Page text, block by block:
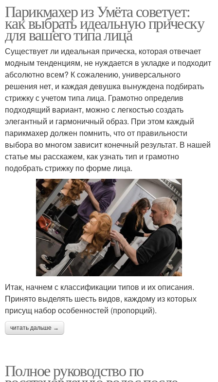
Парикмахер из Умёта советует:
как выбрать идеальную прическу
для вашего типа лица
Существует ли идеальная прическа, которая отвечает
модным тенденциям, не нуждается в укладке и подходит
абсолютно всем? К сожалению, универсального
решения нет, и каждая девушка вынуждена подбирать
стрижку с учетом типа лица. Грамотно определив
подходящий вариант, можно с легкостью создать
элегантный и гармоничный образ. При этом каждый
парикмахер должен помнить, что от правильности
выбора во многом зависит конечный результат. В нашей
статье мы расскажем, как узнать тип и грамотно
подобрать стрижку по форме лица.
Итак, начнем с классификации типов и их описания.
Принято выделять шесть видов, каждому из которых
присущ набор особенностей (пропорций).
читать дальше →
Полное руководство по